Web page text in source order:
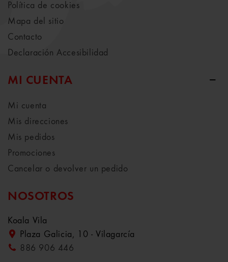
Política de cookies
Mapa del sitio
Contacto
Declaración Accesibilidad
MI CUENTA
Mi cuenta
Mis direcciones
Mis pedidos
Promociones
Cancelar o devolver un pedido
NOSOTROS
Koala Vila
Plaza Galicia, 10 - Vilagarcía
886 906 446